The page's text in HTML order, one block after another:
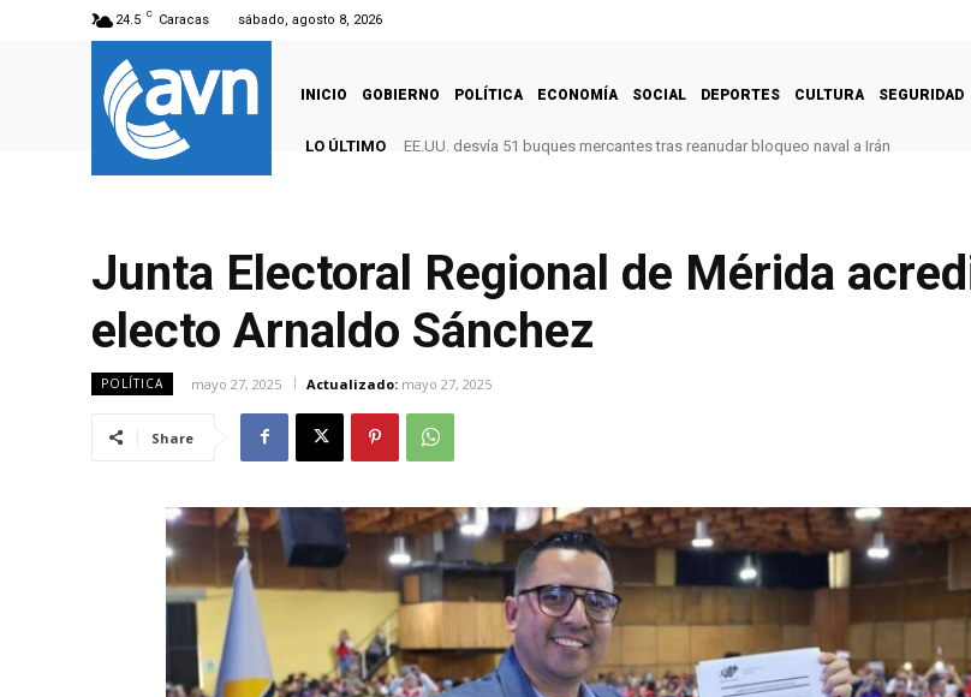
24.5 C Caracas sábado, agosto 8, 2026
INICIO GOBIERNO POLÍTICA ECONOMÍA SOCIAL DEPORTES CULTURA SEGURIDAD
LO ÚLTIMO EE.UU. desvía 51 buques mercantes tras reanudar bloqueo naval a Irán
Junta Electoral Regional de Mérida
electo Arnaldo Sánchez
POLÍTICA mayo 27, 2025 Actualizado: mayo 27, 2025
Share